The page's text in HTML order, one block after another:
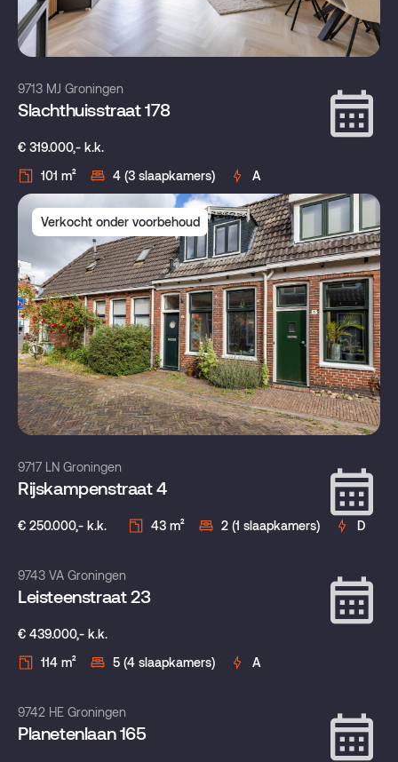
9713 MJ Groningen
Slachthuisstraat 178
€ 319.000,- k.k.
101 m²
4 (3 slaapkamers) A
Verkocht onder voorbehoud
9717 LN Groningen
Rijskampenstraat 4
€ 250.000,- k.k. 43 m² 2 (1 slaapkamers) D
Verkocht onder voorbehoud
9743 VA Groningen
Leisteenstraat 23
€ 439.000,- k.k.
114 m²
5 (4 slaapkamers) A
Verkocht onder voorbehoud
9742 HE Groningen
Planetenlaan 165